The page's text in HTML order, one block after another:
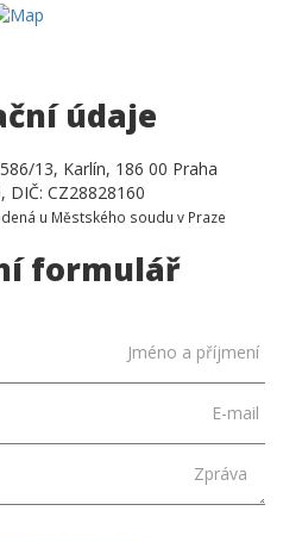
údaje
13, Karlín, 186 00 Praha
DIČ: CZ28828160
u Městského soudu v Praze
formulář
Jméno a příjmení
E-mail
Zpráva